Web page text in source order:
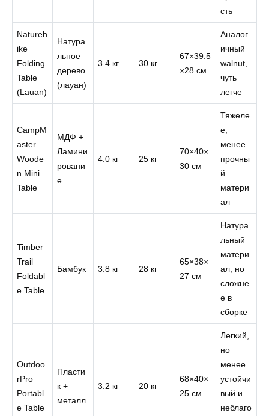
сть
Natureh
ike
Folding
Table
(Lauan)
Натура
льное
дерево
(лауан)
3.4 кг 30 кг
67×39.5
×28 см
Аналог
ичный
walnut,
чуть
легче
CampM
aster
Woode
n Mini
Table
МДФ +
Ламини
ровани
е
4.0 кг 25 кг
70×40×
30 см
Тяжеле
е,
менее
прочны
й
матери
ал
Timber
Trail
Foldabl
e Table
Бамбук 3.8 кг 28 кг
65×38×
27 см
Натура
льный
матери
ал, но
сложне
е в
сборке
Outdoo
rPro
Portabl
e Table
Пласти
к +
металл
3.2 кг 20 кг
68×40×
25 см
Легкий,
но
менее
устойчи
вый и
неблаго